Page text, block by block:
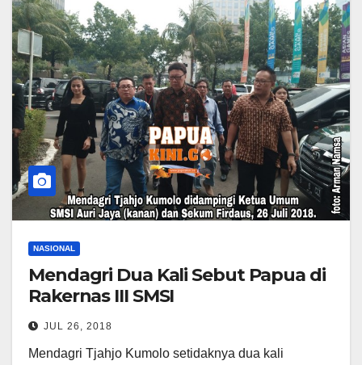
NASIONAL
Mendagri Dua Kali Sebut Papua di
Rakernas III SMSI
JUL 26, 2018
Mendagri Tjahjo Kumolo setidaknya dua kali